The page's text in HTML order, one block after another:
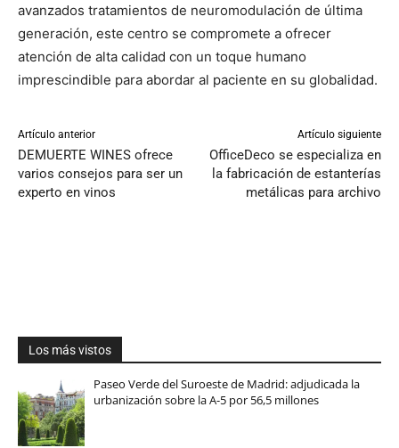
avanzados tratamientos de neuromodulación de última
generación, este centro se compromete a ofrecer
atención de alta calidad con un toque humano
imprescindible para abordar al paciente en su globalidad.
Artículo anterior
DEMUERTE WINES ofrece
varios consejos para ser un
experto en vinos
Artículo siguiente
OfficeDeco se especializa en
la fabricación de estanterías
metálicas para archivo
Los más vistos
Paseo Verde del Suroeste de Madrid: adjudicada la
urbanización sobre la A-5 por 56,5 millones